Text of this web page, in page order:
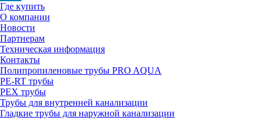
Где купить
О компании
Новости
Партнерам
Техническая информация
Контакты
Полипропиленовые трубы PRO AQUA
PE-RT трубы
PEX трубы
Трубы для внутренней канализации
Гладкие трубы для наружной канализации